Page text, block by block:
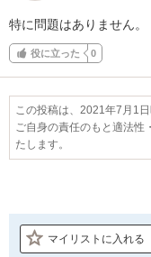
特に問題はありません。
役に立った 0
この投稿は、2021年7月1日
ご自身の責任のもと適法
たします。
マイリストに入れる